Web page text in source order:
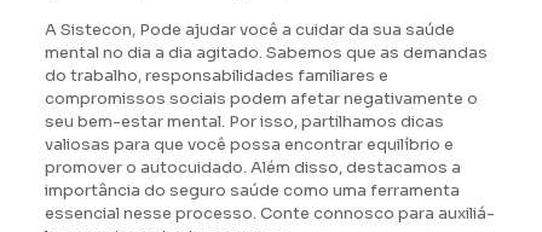
A Sistecon, Pode ajudar você a cuidar da sua saúde
mental no dia a dia agitado. Sabemos que as demandas
do trabalho, responsabilidades familiares e
compromissos sociais podem afetar negativamente o
seu bem-estar mental. Por isso, partilhamos dicas
valiosas para que você possa encontrar equilíbrio e
promover o autocuidado. Além disso, destacamos a
importância do seguro saúde como uma ferramenta
essencial nesse processo. Conte connosco para auxiliá-